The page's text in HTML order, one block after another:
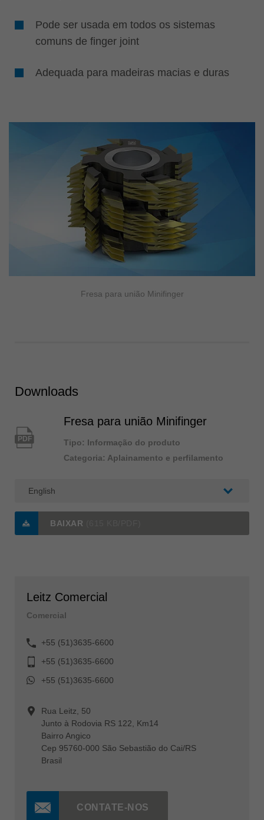
Pode ser usada em todos os sistemas
comuns de finger joint
Adequada para madeiras macias e duras
Fresa para união Minifinger
Downloads
PDF
Fresa para união Minifinger
Tipo: Informação do produto
Categoria: Aplainamento e perfilamento
BAIXAR
Leitz Comercial
Comercial
+55 (51)3635-6600
+55 (51)3635-6600
+55 (51)3635-6600
Rua Leitz, 50
Junto à Rodovia RS 122, Km14
Bairro Angico
Cep 95760-000 São Sebastião do Cai/RS
Brasil
CONTATE-NOS